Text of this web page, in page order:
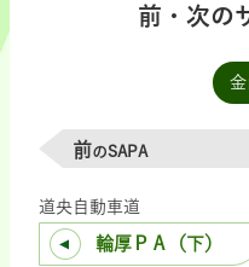
前・次の
金
前のSAPA
道央自動車道
輪厚ＰＡ（下）